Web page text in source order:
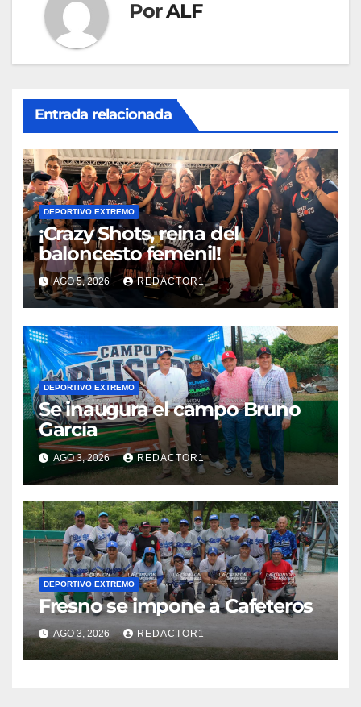
PorALF
Entrada relacionada
DEPORTIVO EXTREMO
¡Crazy Shots, reina del
baloncesto femenil!
AGO 5, 2026 REDACTOR1
DEPORTIVO EXTREMO
Se inaugura el campo Bruno
García
AGO 3, 2026 REDACTOR1
DEPORTIVO EXTREMO
Fresno se impone a Cafeteros
AGO 3, 2026 REDACTOR1